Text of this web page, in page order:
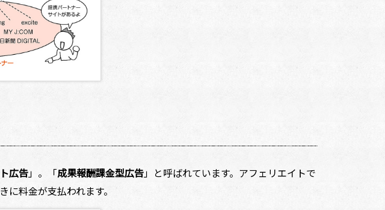
広告」。「成果報酬課金型広告」と呼ばれています。アフェリエイトで
料金が支払われます。